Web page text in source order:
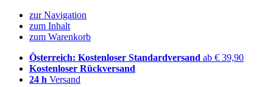
zur Navigation
zum Inhalt
zum Warenkorb
Österreich: Kostenloser Standardversand ab € 39,90
Kostenloser Rückversand
24 h Versand